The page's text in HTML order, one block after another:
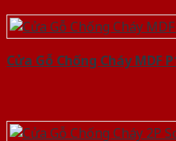
Cửa Gỗ Chống Cháy MDF